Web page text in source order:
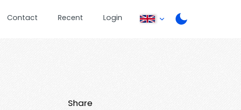
Contact Recent Login
Share